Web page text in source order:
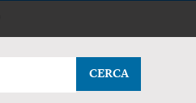
CERCA